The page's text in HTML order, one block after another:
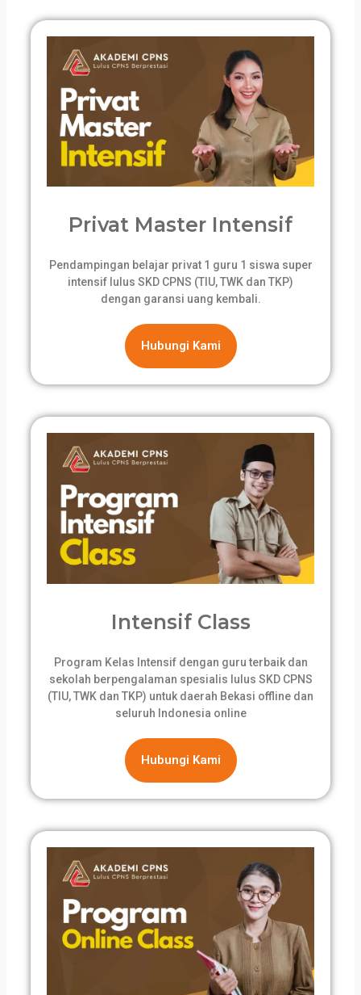
Privat Master Intensif
Pendampingan belajar privat 1 guru 1 siswa super
intensif lulus SKD CPNS (TIU, TWK dan TKP)
dengan garansi uang kembali.
Hubungi Kami
Intensif Class
Program Kelas Intensif dengan guru terbaik dan
sekolah berpengalaman spesialis lulus SKD CPNS
(TIU, TWK dan TKP) untuk daerah Bekasi offline dan
seluruh Indonesia online
Hubungi Kami